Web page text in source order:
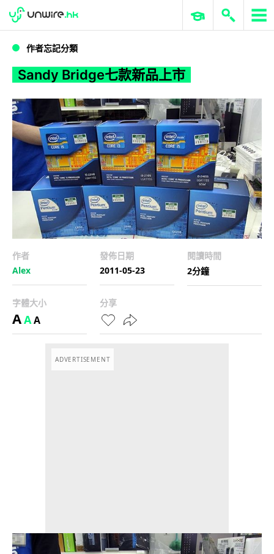
Sandy Bridge七款新品上市
WWDC 2026 ERP 與商業 AI
作者忘記分類
Sandy Bridge七款新品上市
作者
Alex
發佈日期
2011-05-23
閱讀時間
2分鐘
字體大小
AAA
分享
ADVERTISEMENT